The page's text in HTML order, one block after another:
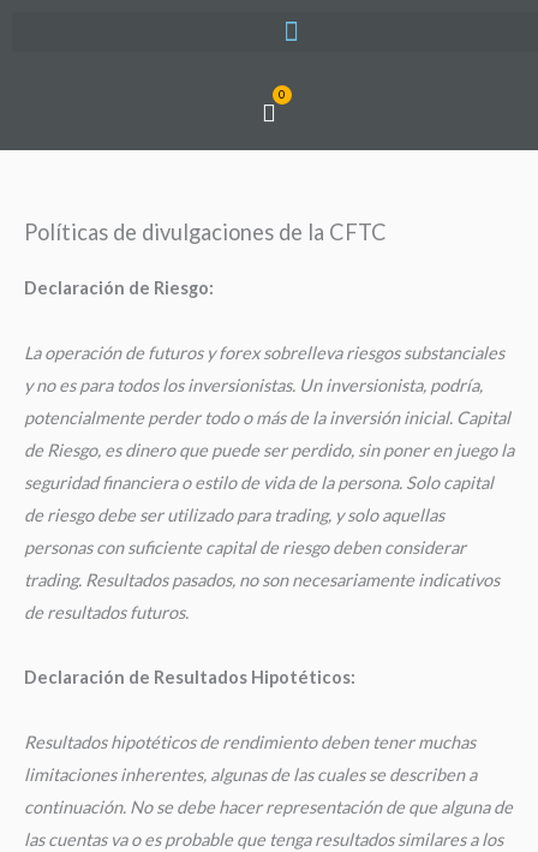
0
Cart
Políticas de divulgaciones de la CFTC
Declaración de Riesgo:
La operación de futuros y forex sobrelleva riesgos substanciales
y no es para todos los inversionistas. Un inversionista, podría,
potencialmente perder todo o más de la inversión inicial. Capital
de Riesgo, es dinero que puede ser perdido, sin poner en juego la
seguridad financiera o estilo de vida de la persona. Solo capital
de riesgo debe ser utilizado para trading, y solo aquellas
personas con suficiente capital de riesgo deben considerar
trading. Resultados pasados, no son necesariamente indicativos
de resultados futuros.
Declaración de Resultados Hipotéticos:
Resultados hipotéticos de rendimiento deben tener muchas
limitaciones inherentes, algunas de las cuales se describen a
continuación. No se debe hacer representación de que alguna de
las cuentas va o es probable que tenga resultados similares a los